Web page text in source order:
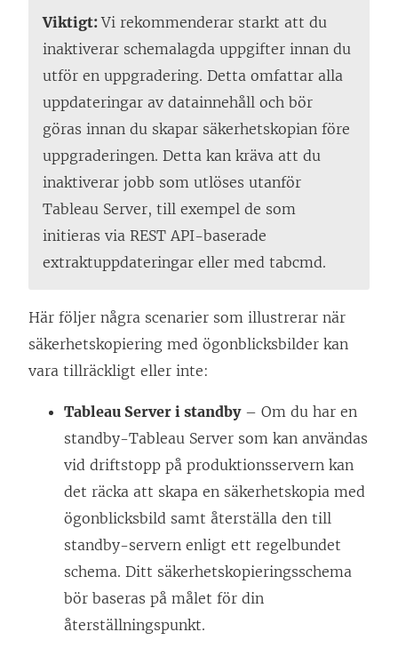
Viktigt:Vi rekommenderar starkt att du
inaktiverar schemalagda uppgifter innan du
utför en uppgradering. Detta omfattar alla
uppdateringar av datainnehåll och bör
göras innan du skapar säkerhetskopian före
uppgraderingen. Detta kan kräva att du
inaktiverar jobb som utlöses utanför
Tableau Server, till exempel de som
initieras via REST API-baserade
extraktuppdateringar eller med tabcmd.
Här följer några scenarier som illustrerar när
säkerhetskopiering med ögonblicksbilder kan
vara tillräckligt eller inte:
Tableau Server i standby– Om du har en
standby-Tableau Server som kan användas
vid driftstopp på produktionsservern kan
det räcka att skapa en säkerhetskopia med
ögonblicksbild samt återställa den till
standby-servern enligt ett regelbundet
schema. Ditt säkerhetskopieringsschema
bör baseras på målet för din
återställningspunkt.